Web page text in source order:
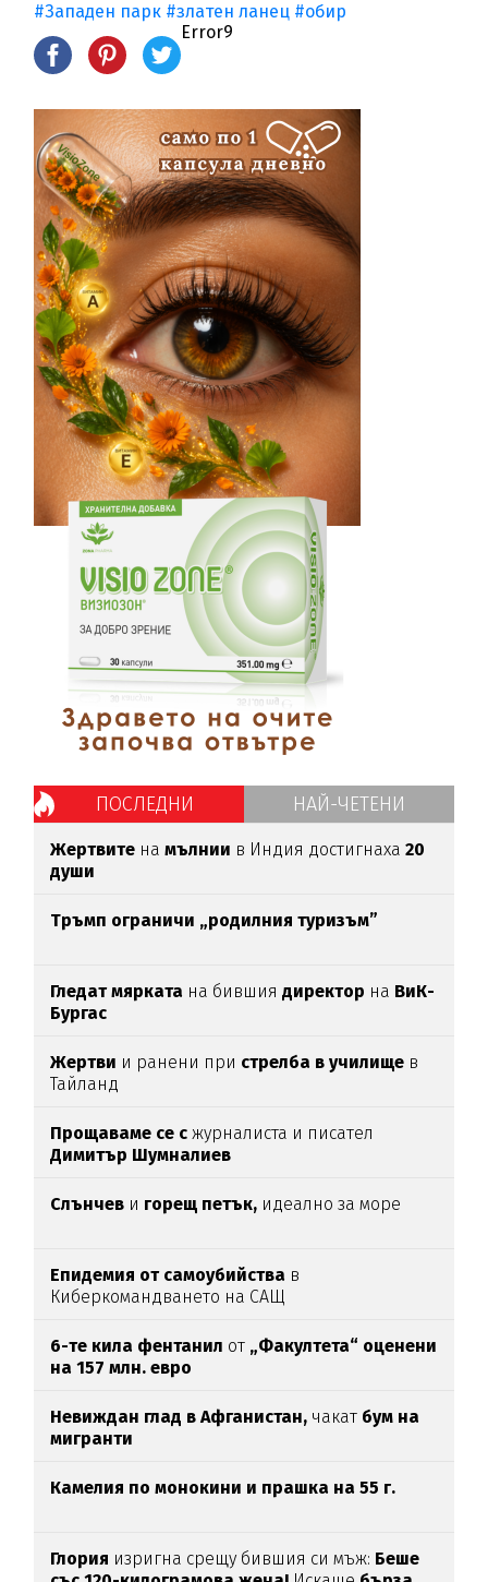
#Западен парк #златен ланец #обир
Error9
ПОСЛЕДНИ НАЙ-ЧЕТЕНИ
Жертвите намълнии в Индия достигнаха20
души
Тръмп ограничи „родилния туризъм”
Гледат мярката на бившиядиректор на ВиК-
Бургас
Жертви и ранени при стрелба в училище в
Тайланд
Прощаваме се с журналиста и писател
Димитър Шумналиев
Слънчев и горещ петък, идеално за море
Епидемия от самоубийства в
Киберкомандването на САЩ
6-те кила фентанил от „Факултета“ оценени
на 157 млн. евро
Невиждан глад в Афганистан, чакат бум на
мигранти
Камелия по монокини и прашка на 55 г.
Глория изригна срещу бившия си мъж: Беше